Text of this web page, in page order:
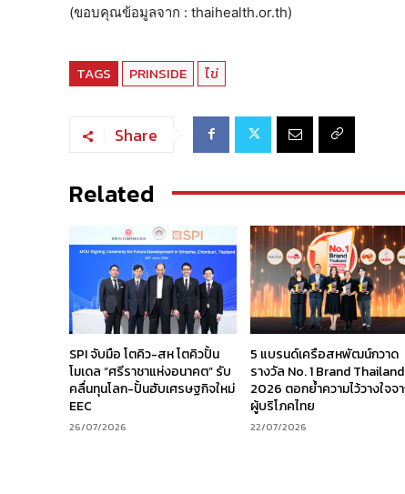
(ขอบคุณข้อมูลจาก : thaihealth.or.th)
TAGS PRINSIDE ไข่
Share
Related
SPI จับมือ โตคิว-สห โตคิวปั้น
โมเดล “ศรีราชาแห่งอนาคต” รับ
คลื่นทุนโลก-ปั้นฮับเศรษฐกิจใหม่
EEC
26/07/2026
5 แบรนด์เครือสหพัฒน์กวาด
รางวัล No. 1 Brand Thailand
2026 ตอกย้ำความไว้วางใจจ
ผู้บริโภคไทย
22/07/2026